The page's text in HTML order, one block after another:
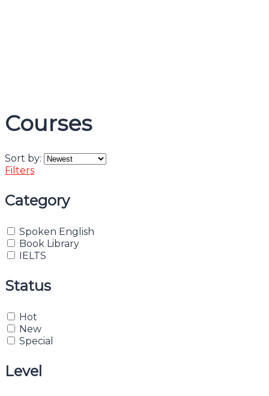
Courses
Sort by:
Filters
Category
Spoken English
Book Library
IELTS
Status
Hot
New
Special
Level